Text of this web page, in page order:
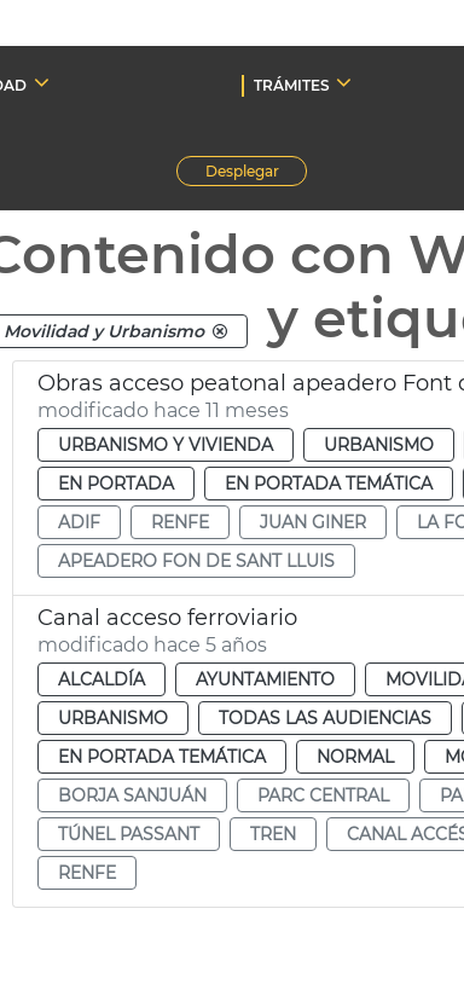
TRÁMITES
Desplegar
con
Movilidad y Urbanismo y
Obras acceso peatonal apeadero Font
modificado hace 11 meses
URBANISMO Y VIVIENDA URBANISMO
EN PORTADA
EN PORTADA TEMÁTICA
ADIF
RENFE JUAN GINER LA
APEADERO FON DE SANT LLUIS
Canal acceso ferroviario
modificado hace 5 años
ALCALDÍA AYUNTAMIENTO
URBANISMO
TODAS LAS AUDIENCIAS
EN PORTADA TEMÁTICA
NORMAL
BORJA SANJUÁN
PARC CENTRAL
TÚNEL PASSANT
TREN CANAL
RENFE